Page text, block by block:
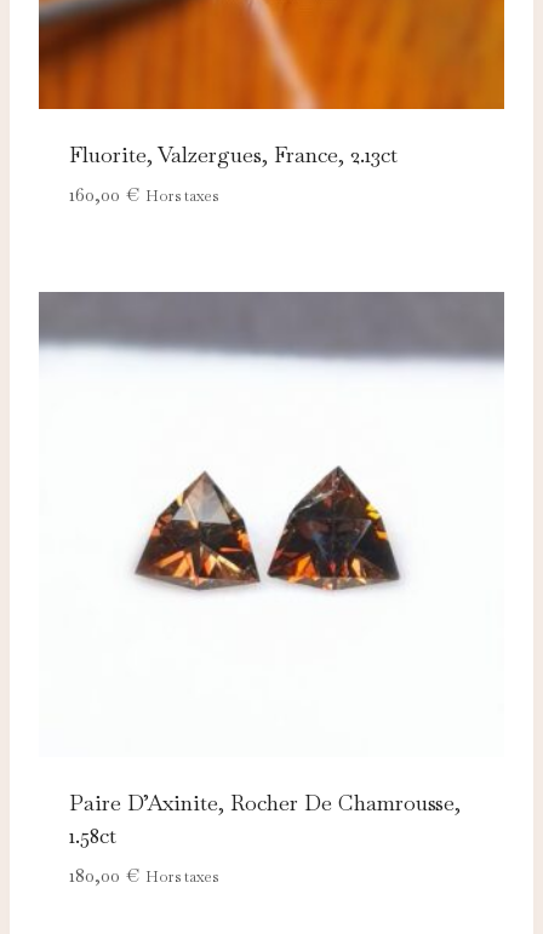
Fluorite, Valzergues, France, 2.13ct
160,00 € Hors taxes
Paire D’Axinite, Rocher De Chamrousse,
1.58ct
180,00 € Hors taxes